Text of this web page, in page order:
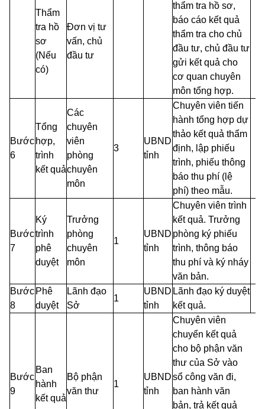
Thẩm
tra hồ
sơ
(Nếu
có)
Đơn vị tư
vấn, chủ
đầu tư
thẩm tra hồ sơ,
báo cáo kết quả
thẩm tra cho chủ
đầu tư, chủ đầu tư
gửi kết quả cho
cơ quan chuyên
môn tổng hợp.
Bước
6
Tổng
hợp,
trình
kết quả
Các
chuyên
viên
phòng
chuyên
môn
3
UBND
tỉnh
Chuyên viên tiến
hành tổng hợp dự
thảo kết quả thẩm
định, lập phiếu
trình, phiếu thông
báo thu phí (lệ
phí) theo mẫu.
Bước
7
Ký
trình
phê
duyệt
Trưởng
phòng
chuyên
môn
1
UBND
tỉnh
Chuyên viên trình
kết quả. Trưởng
phòng ký phiếu
trình, thông báo
thu phí và ký nháy
văn bản.
Bước
8
Phê
duyệt
Lãnh đạo
Sở
1
UBND
tỉnh
Lãnh đạo ký duyệt
kết quả.
Bước
9
Ban
hành
kết quả
Bộ phận
văn thư
1
UBND
tỉnh
Chuyên viên
chuyển kết quả
cho bộ phận văn
thư của Sở vào
sổ công văn đi,
ban hành văn
bản, trả kết quả